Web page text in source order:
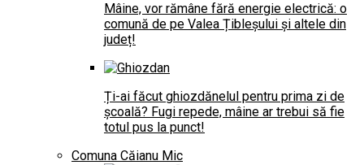
Mâine, vor rămâne fără energie electrică: o
comună de pe Valea Țibleșului și altele din
județ!
Ți-ai făcut ghiozdănelul pentru prima zi de
școală? Fugi repede, mâine ar trebui să fie
totul pus la punct!
Comuna Căianu Mic